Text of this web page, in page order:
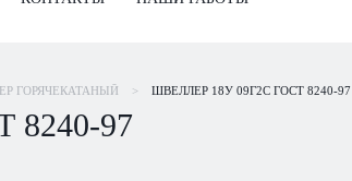
ГОРЯЧЕКАТАНЫЙ > ШВЕЛЛЕР 18У 09Г2С ГОСТ 8240-97
97